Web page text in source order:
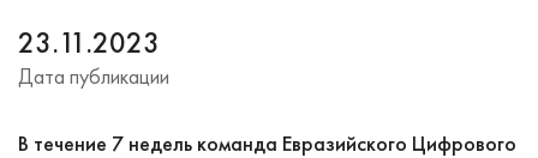
23.11.2023
Дата публикации
В течение 7 недель команда Евразийского Цифрового